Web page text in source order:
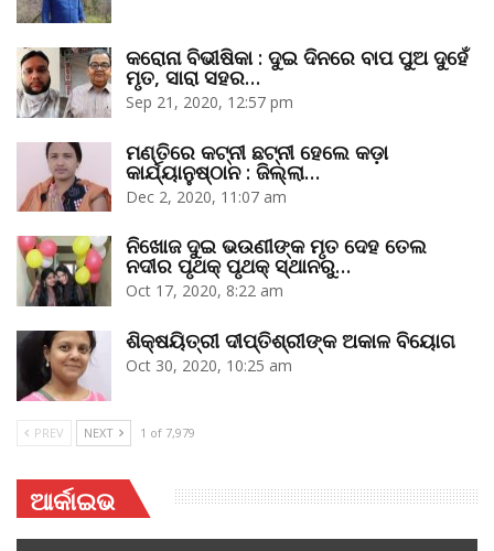
କରୋନା ବିଭୀଷିକା : ଦୁଇ ଦିନରେ ବାପ ପୁଅ ଦୁହେଁ
ମୃତ, ସାରା ସହର…
Sep 21, 2020, 12:57 pm
ମଣ୍ତିରେ କଟ୍‌ନୀ ଛଟ୍‌ନୀ ହେଲେ କଡ଼ା
କାର୍ଯ୍ୟାନୁଷ୍ଠାନ : ଜିଲ୍ଲା…
Dec 2, 2020, 11:07 am
ନିଖୋଜ ଦୁଇ ଭଉଣୀଙ୍କ ମୃତ ଦେହ ତେଲ
ନଦୀର ପୃଥକ୍‌ ପୃଥକ୍‌ ସ୍ଥାନରୁ…
Oct 17, 2020, 8:22 am
ଶିକ୍ଷୟିତ୍ରୀ ଦୀପ୍ତିଶ୍ରୀଙ୍କ ଅକାଳ ବିୟୋଗ
Oct 30, 2020, 10:25 am
PREV NEXT 1 of 7,979
ଆର୍କାଇଭ